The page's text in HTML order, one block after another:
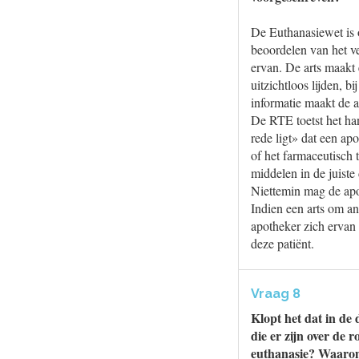
De Euthanasiewet
beoordelen van het
ervan. De arts
uitzichtloos lijden,
informatie maakt de
De RTE toetst het
rede ligt» dat een
of het farmaceutisch
middelen in de
Niettemin mag de
Indien een arts om
apotheker zich
deze patiënt.
Vraag 8
Klopt het dat in de
die er zijn over de
euthanasie?